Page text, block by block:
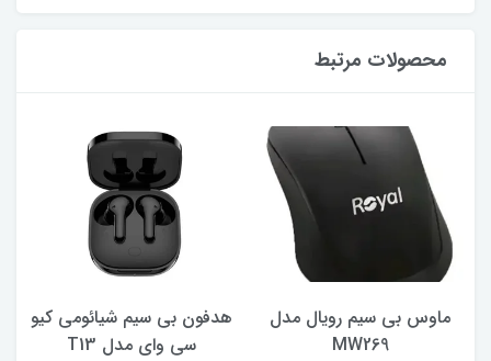
محصولات مرتبط
ماوس بی سیم رویال مدل
MW269
هدفون بی سیم شیائومی کیو
سی وای مدل T13